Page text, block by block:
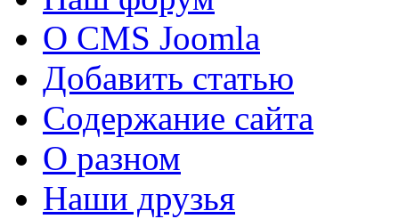
О CMS Joomla
Добавить статью
Содержание сайта
О разном
Наши друзья